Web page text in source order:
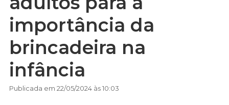
importância da
brincadeira na
infância
Publicada em 22/05/2024 às 10:03